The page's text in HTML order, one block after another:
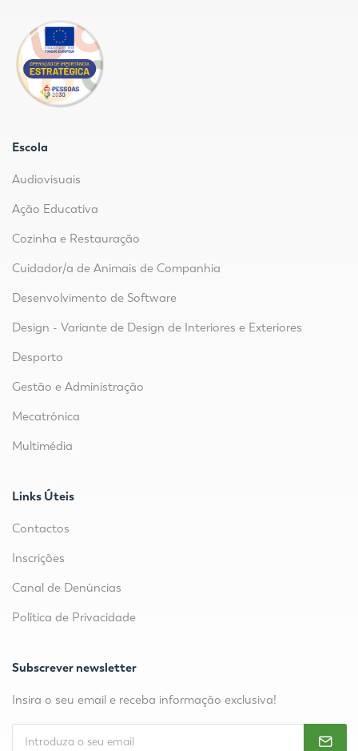
Escola
Audiovisuais
Ação Educativa
Cozinha e Restauração
Cuidador/a de Animais de Companhia
Desenvolvimento de Software
Design - Variante de Design de Interiores e Exteriores
Desporto
Gestão e Administração
Mecatrónica
Multimédia
Links Úteis
Contactos
Inscrições
Canal de Denúncias
Política de Privacidade
Subscrever newsletter
Insira o seu email e receba informação exclusiva!